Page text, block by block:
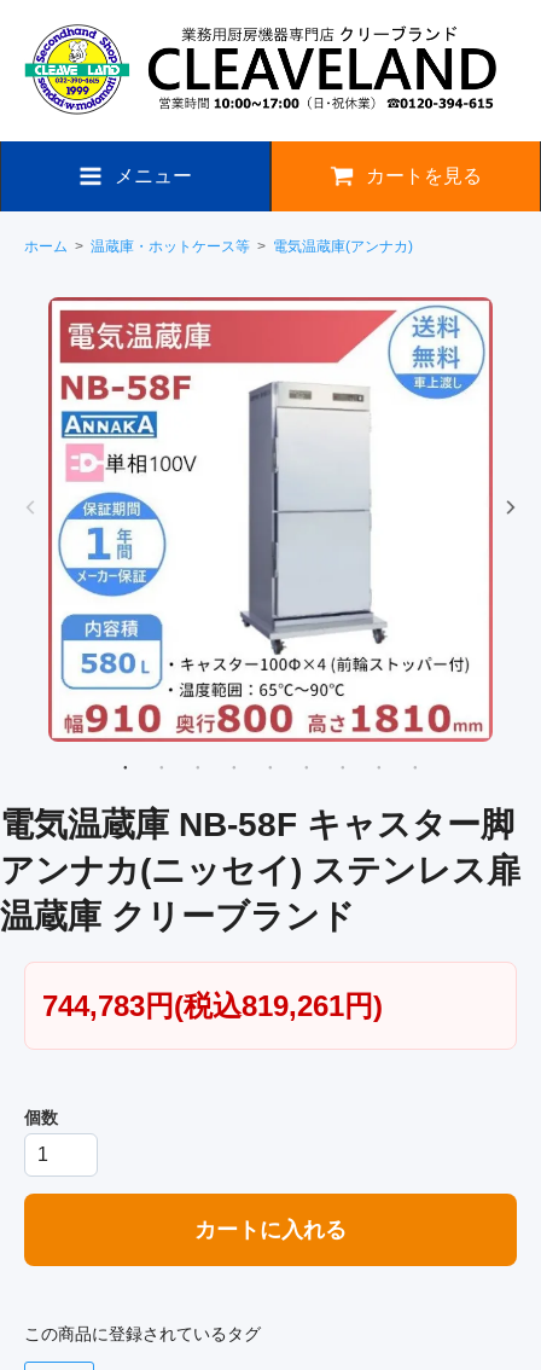
メニュー カートを見る
ホーム > 温蔵庫・ホットケース等 > 電気温蔵庫(アンナカ)
電気温蔵庫 NB-58F キャスター脚
アンナカ(ニッセイ) ステンレス扉
温蔵庫 クリーブランド
744,783円(税込819,261円)
個数
カートに入れる
この商品に登録されているタグ